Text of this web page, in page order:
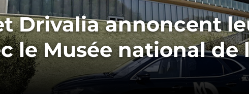
Drivalia annoncent
le Musée national de